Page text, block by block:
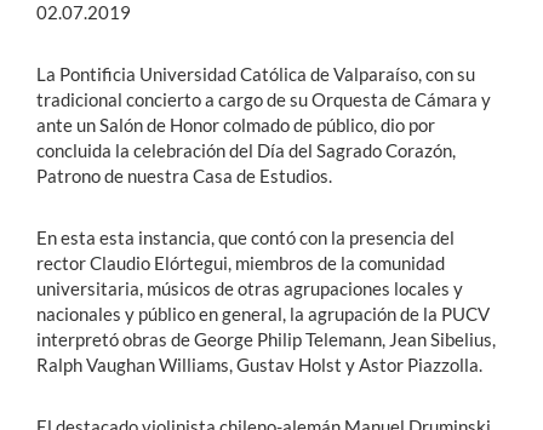
English
02.07.2019
La Pontificia Universidad Católica de Valparaíso, con su
tradicional concierto a cargo de su Orquesta de Cámara y
ante un Salón de Honor colmado de público, dio por
concluida la celebración del Día del Sagrado Corazón,
Patrono de nuestra Casa de Estudios.
En esta esta instancia, que contó con la presencia del
rector Claudio Elórtegui, miembros de la comunidad
universitaria, músicos de otras agrupaciones locales y
nacionales y público en general, la agrupación de la PUCV
interpretó obras de George Philip Telemann, Jean Sibelius,
Ralph Vaughan Williams, Gustav Holst y Astor Piazzolla.